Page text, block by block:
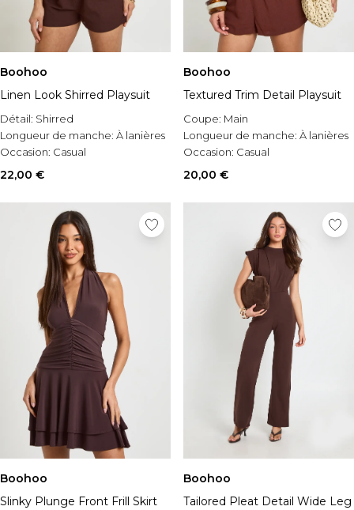
Boohoo
Linen Look Shirred Playsuit
Détail: Shirred
Longueur de manche: À lanières
Occasion: Casual
22,00 €
Boohoo
Textured Trim Detail Playsuit
Coupe: Main
Longueur de manche: À lanières
Occasion: Casual
20,00 €
Boohoo
Slinky Plunge Front Frill Skirt
Boohoo
Tailored Pleat Detail Wide Leg